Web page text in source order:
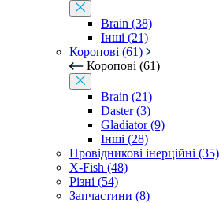
Brain (38)
Інші (21)
Коропові (61)
Коропові (61)
Brain (21)
Daster (3)
Gladiator (9)
Інші (28)
Провідникові інерційні (35)
X-Fish (48)
Різні (54)
Запчастини (8)